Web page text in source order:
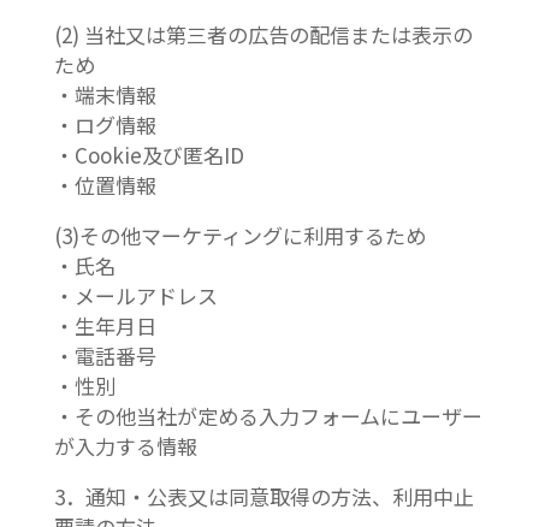
(2) 当社又は第三者の広告の配信または表示の
ため
・端末情報
・ログ情報
・Cookie及び匿名ID
・位置情報
(3)その他マーケティングに利用するため
・氏名
・メールアドレス
・生年月日
・電話番号
・性別
・その他当社が定める入力フォームにユーザー
が入力する情報
3．通知・公表又は同意取得の方法、利用中止